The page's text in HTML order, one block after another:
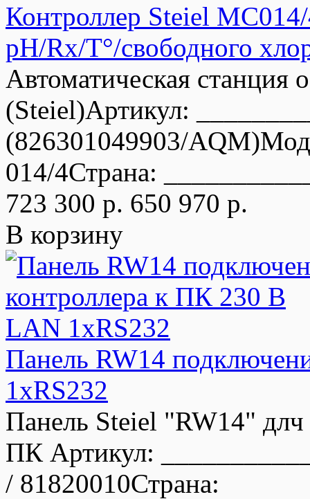
Контроллер Steiel
pH/Rx/T°/свободного
Автоматическая станция
(Steiel)Артикул:
(826301049903/
014/4Страна:
723 300 р. 650 970 р.
В корзину
Панель RW14
1xRS232
Панель Steiel "RW14"
ПК Артикул:
/ 81820010Страна: